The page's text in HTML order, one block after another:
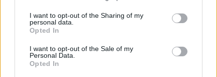
I want to opt-out of the Sharing of my
personal data.
Opted In
I want to opt-out of the Sale of my
Personal Data.
Opted In